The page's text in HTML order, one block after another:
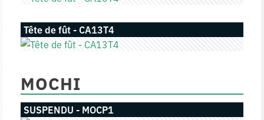
Tête de fût - CA13T4
MOCHI
SUSPENDU - MOCP1